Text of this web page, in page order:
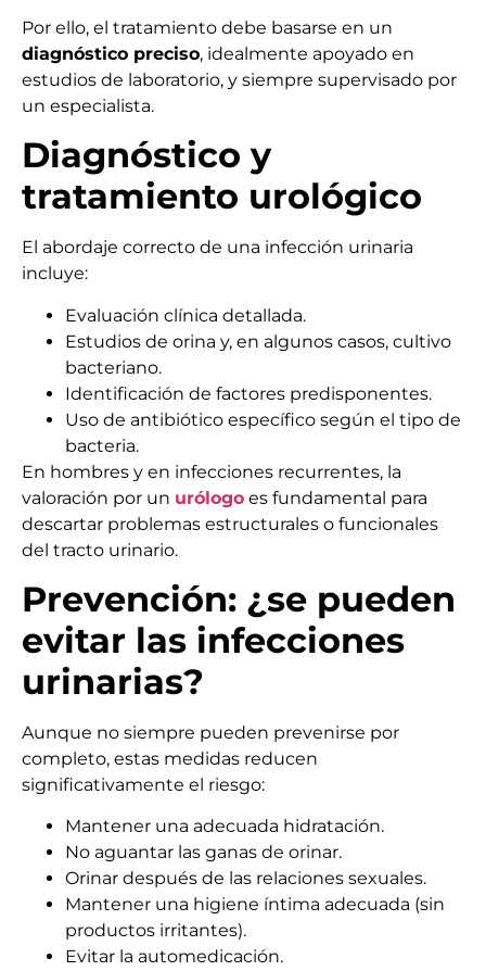
Por ello, el tratamiento debe basarse en un
diagnóstico preciso, idealmente apoyado en
estudios de laboratorio, y siempre supervisado por
un especialista.
Diagnóstico y
tratamiento urológico
El abordaje correcto de una infección urinaria
incluye:
Evaluación clínica detallada.
Estudios de orina y, en algunos casos, cultivo
bacteriano.
Identificación de factores predisponentes.
Uso de antibiótico específico según el tipo de
bacteria.
En hombres y en infecciones recurrentes, la
valoración por un urólogo es fundamental para
descartar problemas estructurales o funcionales
del tracto urinario.
Prevención: ¿se pueden
evitar las infecciones
urinarias?
Aunque no siempre pueden prevenirse por
completo, estas medidas reducen
significativamente el riesgo:
Mantener una adecuada hidratación.
No aguantar las ganas de orinar.
Orinar después de las relaciones sexuales.
Mantener una higiene íntima adecuada (sin
productos irritantes).
Evitar la automedicación.